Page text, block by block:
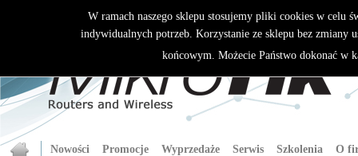
Nowości Promocje Wyprzedaże Serwis Szkolenia O
W ramach naszego sklepu stosujemy pliki cookies w celu
indywidualnych potrzeb. Korzystanie ze sklepu bez zmiany
końcowym. Możecie Państwo dokonać w